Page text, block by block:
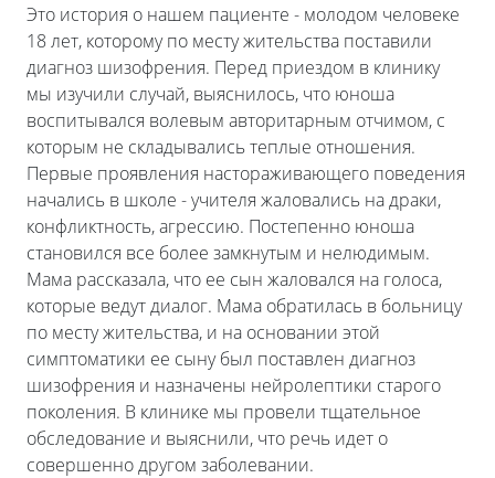
Это история о нашем пациенте - молодом человеке
18 лет, которому по месту жительства поставили
диагноз шизофрения. Перед приездом в клинику
мы изучили случай, выяснилось, что юноша
воспитывался волевым авторитарным отчимом, с
которым не складывались теплые отношения.
Первые проявления настораживающего поведения
начались в школе - учителя жаловались на драки,
конфликтность, агрессию. Постепенно юноша
становился все более замкнутым и нелюдимым.
Мама рассказала, что ее сын жаловался на голоса,
которые ведут диалог. Мама обратилась в больницу
по месту жительства, и на основании этой
симптоматики ее сыну был поставлен диагноз
шизофрения и назначены нейролептики старого
поколения. В клинике мы провели тщательное
обследование и выяснили, что речь идет о
совершенно другом заболевании.